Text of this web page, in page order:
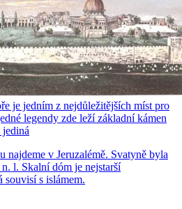
je jedním z nejdůležitějších míst pro
legendy zde leží základní kámen
jediná
najdeme v Jeruzalémě. Svatyně byla
l. Skalní dóm je nejstarší
souvisí s islámem.